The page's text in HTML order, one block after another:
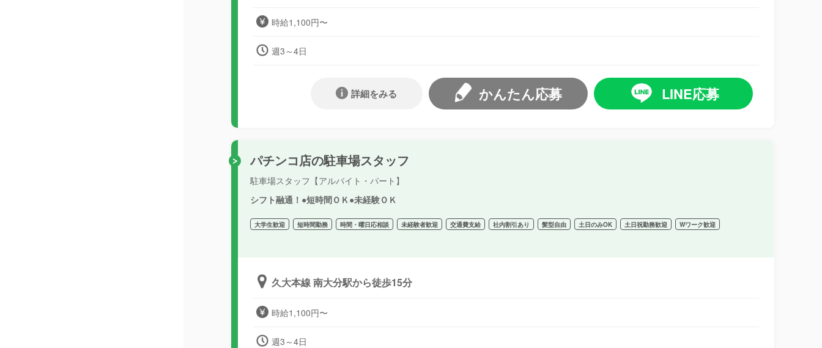
時給1,100円〜
週3～4日
LINE応募
かんたん応募
詳細をみる
パチンコ店の駐車場スタッフ
駐車場スタッフ【アルバイト・パート】
シフト融通！●短時間ＯＫ●未経験ＯＫ
大学生歓迎 短時間勤務 時間・曜日応相談 未経験者歓迎 交通費支給 社内割引あり 髪型自由 土日のみOK 土日祝勤務歓迎 Wワーク歓迎
久大本線 南大分駅から徒歩15分
時給1,100円〜
週3～4日